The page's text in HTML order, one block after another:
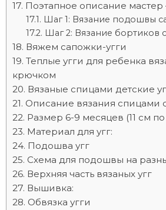
Поэтапное описание мастер
Шаг 1: Вязание подошвы
Шаг 2: Вязание бортиков
Вяжем сапожки-угги
Теплые угги для ребенка
крючком
Вязаные спицами детские
Описание вязания спицами
Размер 6-9 месяцев (11 см по
Материал для угг:
Подошва угг
Схема для подошвы на
Верхняя часть вязаных угг
Вышивка:
Обвязка угги